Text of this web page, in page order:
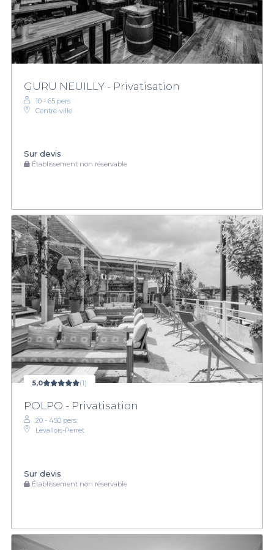
GURU NEUILLY - Privatisation
10 - 65 pers.
Centre-ville
Sur devis
Établissement non réservable
5,0 (1)
POLPO - Privatisation
20 - 450 pers.
Levallois-Perret
Sur devis
Établissement non réservable